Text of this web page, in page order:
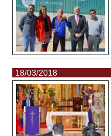
18/03/2018